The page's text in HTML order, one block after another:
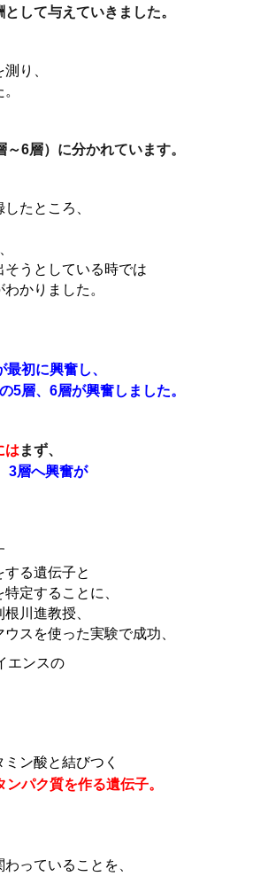
して与えていきました。
り、
6層）に分かれています。
たところ、
うとしている時では
かりました。
初に興奮し、
5層、6層が興奮しました。
は まず、
3層へ興奮が
する遺伝子と
定することに、
川進教授、
スを使った実験で成功、
エンスの
ン酸と結びつく
ンパク質を作る遺伝子。
っていることを、